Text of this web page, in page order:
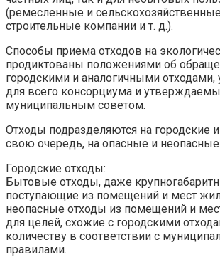
(ремесленные и
строительные компании и т. д.).
Способы приема отходов на
продиктованы положениями об
городскими и аналогичными
для всего консорциума и
муниципальным советом.
Отходы подразделяются на городские
свою очередь, на опасные и неопасные.
Городские отходы:
Бытовые отходы, даже
поступающие из помещений и мест
неопасные отходы из помещений и
для целей, схожие с городскими
количеству в соответствии с
правилами.